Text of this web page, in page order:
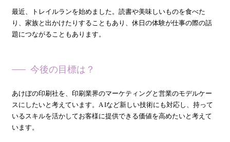
最近、トレイルランを始めました。読書や美味しいものを食べた
り、家族と出かけたりすることもあり、休日の体験が仕事の際の話
題につながることもあります。
―― 今後の目標は？
あけぼの印刷社を、印刷業界のマーケティングと営業のモデルケー
スにしたいと考えています。A Iなど新しい技術にも対応し、持って
いるスキルを活かしてお客様に提供できる価値を高めたいと考えて
います。